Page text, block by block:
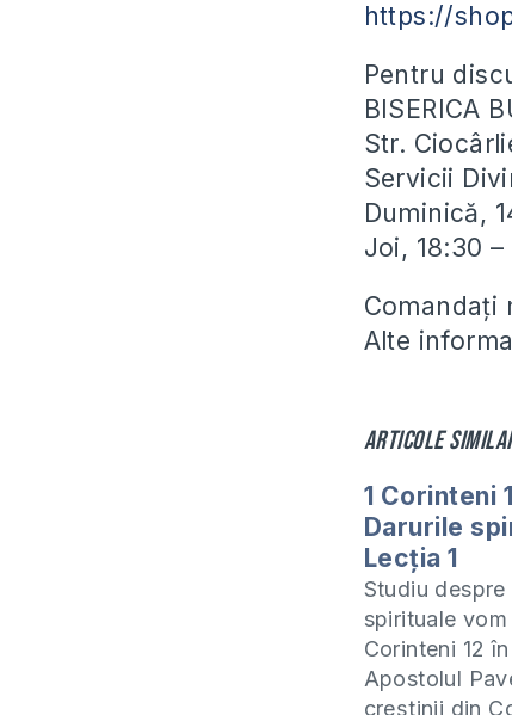
https://
Pentru
BISERICA
Str.
Servicii
Duminică,
Joi, 18:30
Comandați
Alte
Articole
1 Corinteni
Darurile
Lecția 1
Studiu despre
spirituale vom
Corinteni 12
Apostolul
creștinii din